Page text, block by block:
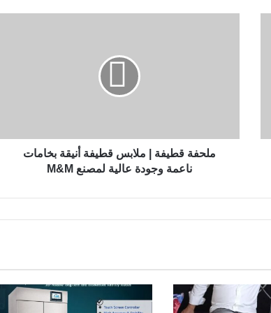
ف
ل
ط
ي
ملحفة قطيفة | ملابس قطيفة أنيقة بخامات
ناعمة وجودة عالية لمصنع M&M